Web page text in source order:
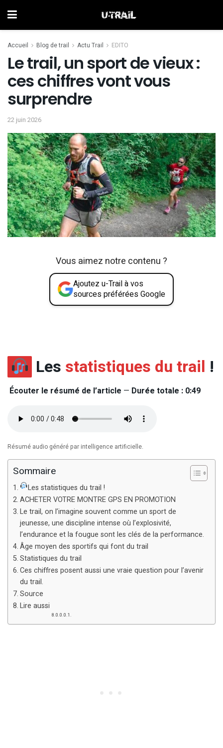
Accueil Blog de trail Actu Trail EDITO
Le trail, un sport de vieux :
ces chiffres vont vous
surprendre
22 juin 2026
Vous aimez notre contenu ?
Ajoutez u-Trail à vos
sources préférées Google
Les statistiques du trail !
Écouter le résumé de l’article — Durée totale : 0:49
Résumé audio généré par intelligence artificielle.
Sommaire
Les statistiques du trail !
ACHETER VOTRE MONTRE GPS EN PROMOTION
Le trail, on l’imagine souvent comme un sport de
jeunesse, une discipline intense où l’explosivité,
l’endurance et la fougue sont les clés de la performance.
Âge moyen des sportifs qui font du trail
Statistiques du trail
Ces chiffres posent aussi une vraie question pour l’avenir
du trail.
Source
Lire aussi